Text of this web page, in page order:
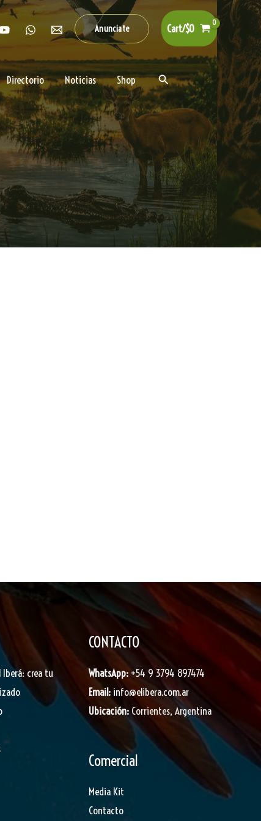
Anunciate Cart/$0
Directorio Noticias Shop Buscar
crea tu
CONTACTO
WhatsApp: +54 9 3794 897474
Email: info@elibera.com.ar
Ubicación: Corrientes, Argentina
Comercial
Media Kit
Contacto